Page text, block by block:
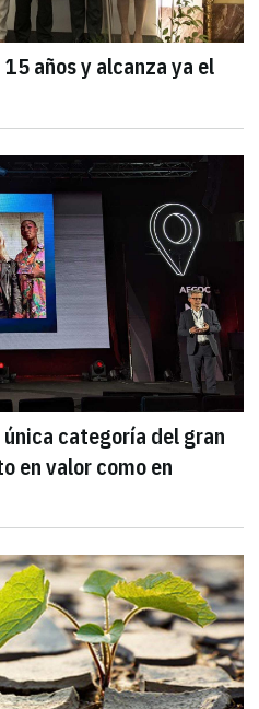
años y alcanza ya el
categoría del gran
en valor como en